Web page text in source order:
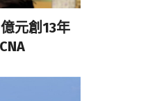
元創13年